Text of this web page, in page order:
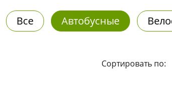
Все Автобусные
Сортировать по: